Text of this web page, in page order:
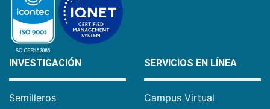
INVESTIGACIÓN
Semilleros
SERVICIOS EN LÍNEA
Campus Virtual